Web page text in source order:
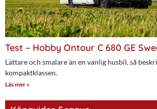
Test – Hobby Ontour C 680 GE
Lättare och smalare än en vanlig husbil, så
kompaktklassen.
Läs mer »